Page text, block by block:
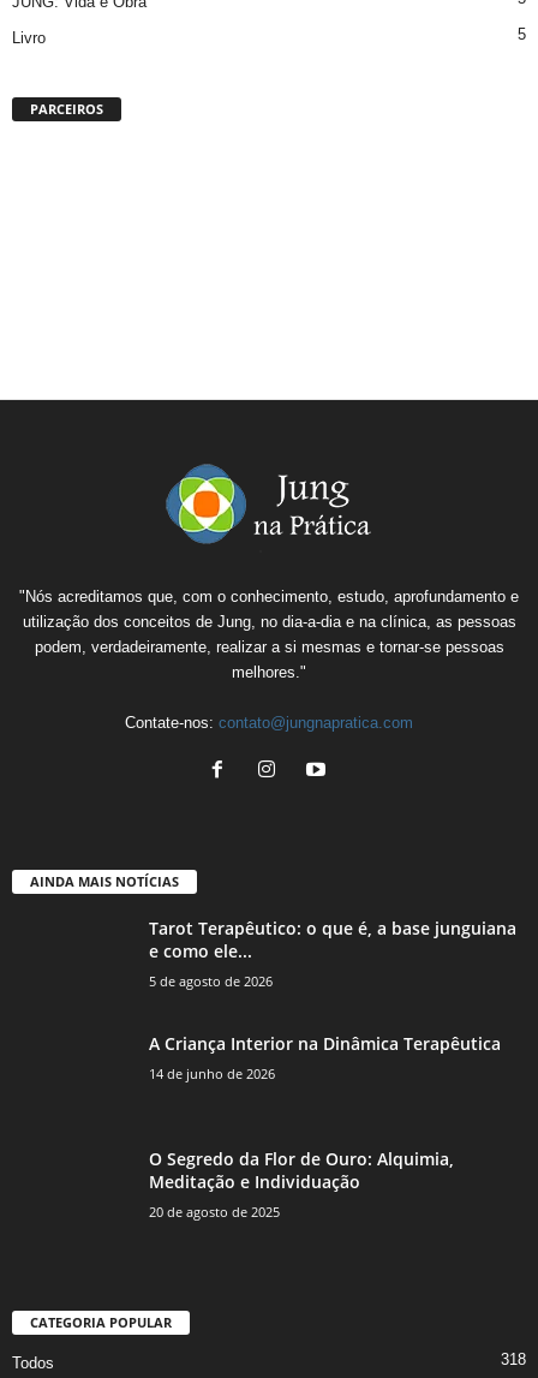
Livro 5
PARCEIROS
"Nós acreditamos que, com o conhecimento, estudo, aprofundamento e
utilização dos conceitos de Jung, no dia-a-dia e na clínica, as pessoas
podem, verdadeiramente, realizar a si mesmas e tornar-se pessoas
melhores."
Contate-nos: contato@jungnapratica.com
AINDA MAIS NOTÍCIAS
Tarot Terapêutico: o que é, a base junguiana
e como ele...
5 de agosto de 2026
A Criança Interior na Dinâmica Terapêutica
14 de junho de 2026
O Segredo da Flor de Ouro: Alquimia,
Meditação e Individuação
20 de agosto de 2025
CATEGORIA POPULAR
Todos 318